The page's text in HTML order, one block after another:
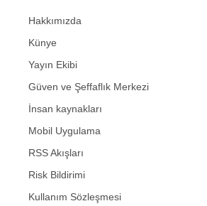
Hakkımızda
Künye
Yayın Ekibi
Güven ve Şeffaflık Merkezi
İnsan kaynakları
Mobil Uygulama
RSS Akışları
Risk Bildirimi
Kullanım Sözleşmesi